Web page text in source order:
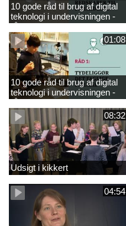
10 gode råd til brug af digital
teknologi i undervisningen -
råd 3
01:08
10 gode råd til brug af digital
teknologi i undervisningen -
råd 1
08:32
Udsigt i kikkert
04:54